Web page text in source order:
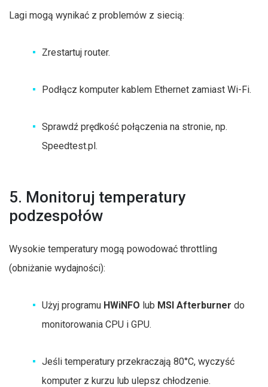
Lagi mogą wynikać z problemów z siecią:
Zrestartuj router.
Podłącz komputer kablem Ethernet zamiast Wi-Fi.
Sprawdź prędkość połączenia na stronie, np.
Speedtest.pl.
5. Monitoruj temperatury
podzespołów
Wysokie temperatury mogą powodować throttling
(obniżanie wydajności):
Użyj programu HWiNFO lub MSI Afterburner do
monitorowania CPU i GPU.
Jeśli temperatury przekraczają 80°C, wyczyść
komputer z kurzu lub ulepsz chłodzenie.